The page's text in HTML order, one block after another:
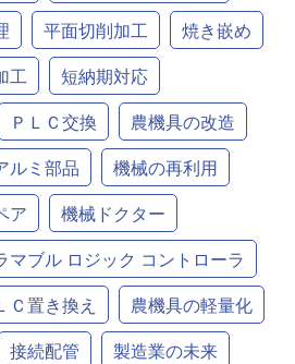
平面切削加工
焼き嵌め
工
短納期対応
ＰＬＣ交換
農機具の改造
ルミ部品
機械の再利用
ア
機械ドクター
マブル ロジック コントローラ
Ｃ置き換え
農機具の軽量化
接続配管
製造業の未来